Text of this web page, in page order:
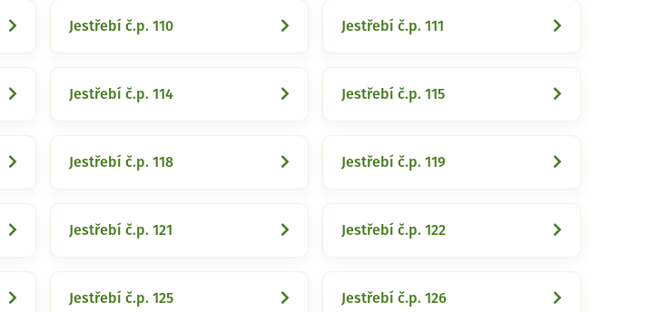
Jestřebí č.p. 110 Jestřebí č.p. 111
Jestřebí č.p. 114 Jestřebí č.p. 115
Jestřebí č.p. 118 Jestřebí č.p. 119
Jestřebí č.p. 121 Jestřebí č.p. 122
Jestřebí č.p. 125 Jestřebí č.p. 126